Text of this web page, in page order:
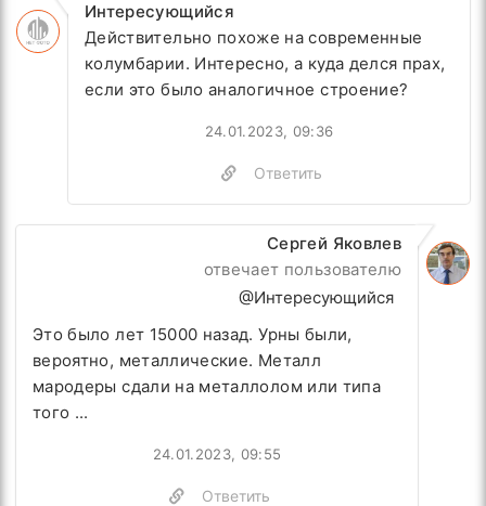
Интересующийся
Действительно похоже на современные
колумбарии. Интересно, а куда делся прах,
если это было аналогичное строение?
24.01.2023, 09:36
Ответить
Сергей Яковлев
отвечает пользователю
@Интересующийся
Это было лет 15000 назад. Урны были,
вероятно, металлические. Металл
мародеры сдали на металлолом или типа
того ...
Ответить
24.01.2023, 09:55